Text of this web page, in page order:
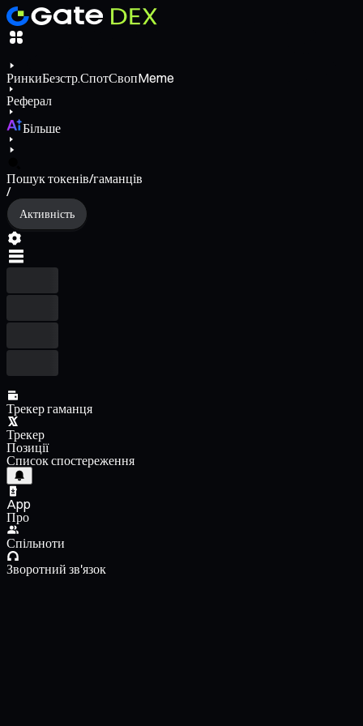
РинкиБезстр.СпотСвопMeme
Реферал
Більше
Пошук токенів/гаманців
/
Активність
Трекер гаманця
Трекер
Позиції
Список спостереження
App
Про
Спільноти
Зворотний зв'язок